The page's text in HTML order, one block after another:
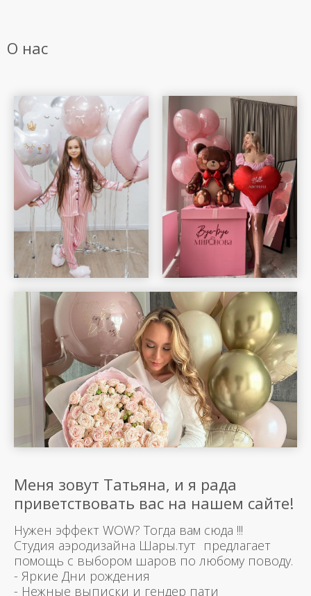
О нас
Меня зовут Татьяна, и я рада
приветствовать вас на нашем сайте!
Нужен эффект WOW? Тогда вам сюда !!!
Студия аэродизайна Шары.тут предлагает
помощь с выбором шаров по любому поводу.
- Яркие Дни рождения
- Нежные выписки и гендер пати